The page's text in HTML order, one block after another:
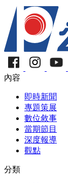
內容
即時新聞
專題策展
數位敘事
當期節目
深度報導
觀點
分類